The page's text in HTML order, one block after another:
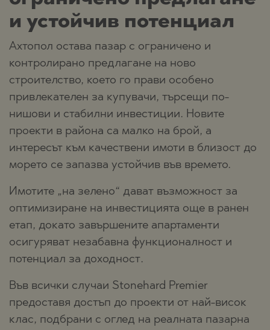
и устойчив потенциал
Ахтопол остава пазар с ограничено и
контролирано предлагане на ново
строителство, което го прави особено
привлекателен за купувачи, търсещи по-
нишови и стабилни инвестиции. Новите
проекти в района са малко на брой, а
интересът към качествени имоти в близост до
морето се запазва устойчив във времето.
Имотите „на зелено“ дават възможност за
оптимизиране на инвестицията още в ранен
етап, докато завършените апартаменти
осигуряват незабавна функционалност и
потенциал за доходност.
Във всички случаи Stonehard Premier
предоставя достъп до проекти от най-висок
клас, подбрани с оглед на реалната пазарна